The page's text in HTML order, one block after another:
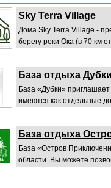
Sky Terra Village
Дома Sky Terra Village -
берегу реки Ока (в 70 км
База отдыха
База «Дубки»
имеются как отдельные
База отдыха
База «Остров
области. Вы можете